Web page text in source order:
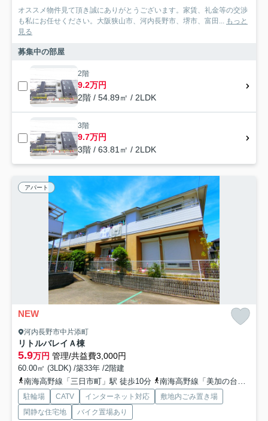
オススメ物件見て頂き誠にありがとうございます。家賃、礼金等の交渉
も私にお任せください。大阪狭山市、河内長野市、堺市、富田... もっと
見る
募集中の部屋
2階
9.2万円
2階 / 54.89㎡ / 2LDK
3階
9.7万円
3階 / 63.81㎡ / 2LDK
アパート
NEW
河内長野市中片添町
リトルバレイＡ棟
5.9万円 管理/共益費3,000円
60.00㎡ (3LDK) /築33年 /2階建
南海高野線「三日市町」駅 徒歩10分
南海高野線「美加の台」駅 徒歩17分
駐輪場 CATV インターネット対応
敷地内ごみ置き場
閑静な住宅地
バイク置場あり